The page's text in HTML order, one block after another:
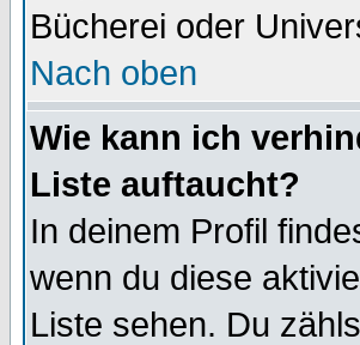
Bücherei oder
Nach oben
Wie kann ich
Liste auftaucht?
In deinem Profil
wenn du diese
Liste sehen. Du